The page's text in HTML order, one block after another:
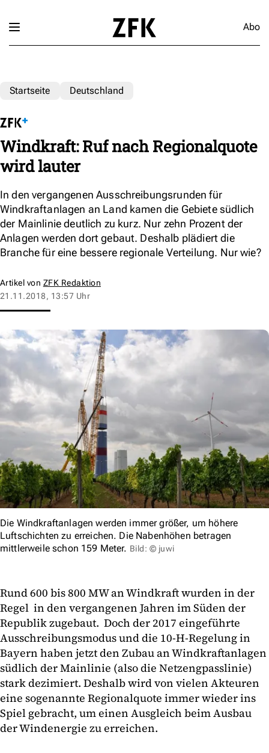
Abo
Startseite Deutschland
Windkraft: Ruf nach Regionalquote
wird lauter
In den vergangenen Ausschreibungsrunden für
Windkraftanlagen an Land kamen die Gebiete südlich
der Mainlinie deutlich zu kurz. Nur zehn Prozent der
Anlagen werden dort gebaut. Deshalb plädiert die
Branche für eine bessere regionale Verteilung. Nur wie?
Artikel von ZFK Redaktion
21.11.2018, 13:57 Uhr
Die Windkraftanlagen werden immer größer, um höhere
Luftschichten zu erreichen. Die Nabenhöhen betragen
mittlerweile schon 159 Meter. Bild: © juwi
Rund 600 bis 800 MW an Windkraft wurden in der
Regel in den vergangenen Jahren im Süden der
Republik zugebaut. Doch der 2017 eingeführte
Ausschreibungsmodus und die 10-H-Regelung in
Bayern haben jetzt den Zubau an Windkraftanlagen
südlich der Mainlinie (also die Netzengpasslinie)
stark dezimiert. Deshalb wird von vielen Akteuren
eine sogenannte Regionalquote immer wieder ins
Spiel gebracht, um einen Ausgleich beim Ausbau
der Windenergie zu erreichen.